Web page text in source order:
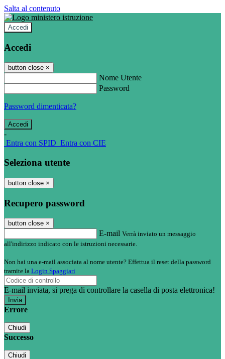
Salta al contenuto
Accedi
Accedi
button close ×
Nome Utente
Password
Password dimenticata?
-
Entra con SPID Entra con CIE
Seleziona utente
button close ×
Recupero password
button close ×
E-mail Verrà inviato un messaggio
all'indirizzo indicato con le istruzioni necessarie.
Non hai una e-mail associata al nome utente? Effettua il reset della password
tramite la Login Spaggiari
E-mail inviata, si prega di controllare la casella di posta elettronica!
Errore
Chiudi
Successo
Chiudi